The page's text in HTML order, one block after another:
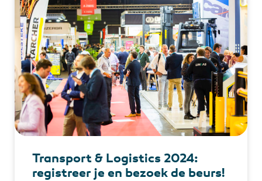
Transport & Logistics 2024:
registreer je en bezoek de beurs!